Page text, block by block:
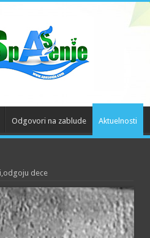
Odgovori na zablude Aktuelnosti
dece